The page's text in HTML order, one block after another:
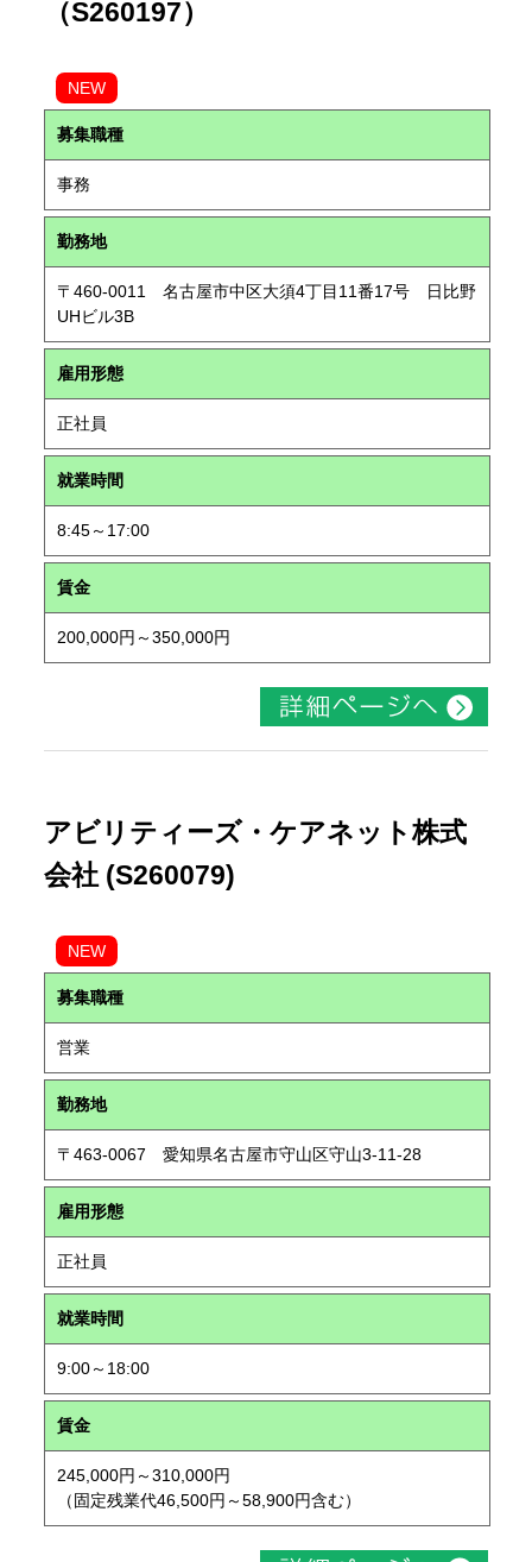
（S260197）
NEW
募集職種
事務
勤務地
〒460-0011 名古屋市中区大須4丁目11番17号 日比野
UHビル3B
雇用形態
正社員
就業時間
8:45～17:00
賃金
200,000円～350,000円
アビリティーズ・ケアネット株式
会社 (S260079)
NEW
募集職種
営業
勤務地
〒463-0067 愛知県名古屋市守山区守山3-11-28
雇用形態
正社員
就業時間
9:00～18:00
賃金
245,000円～310,000円
（固定残業代46,500円～58,900円含む）